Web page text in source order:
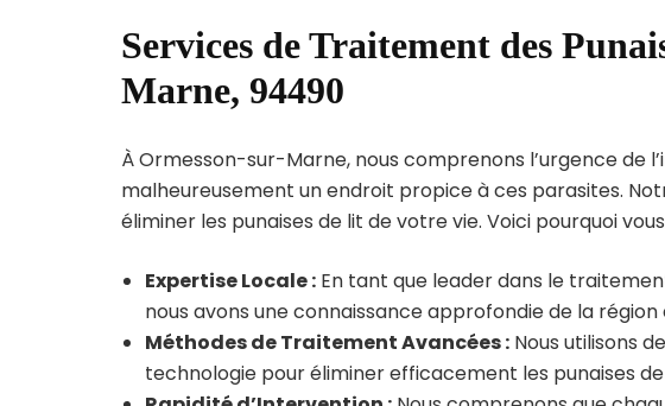
Services de Traitement des
Marne, 94490
À Ormesson-sur-Marne, nous comprenons l’urgence de
malheureusement un endroit propice à ces parasites.
éliminer les punaises de lit de votre vie. Voici pourquoi
Expertise Locale : En tant que leader dans le
nous avons une connaissance approfondie de la région
Méthodes de Traitement Avancées : Nous utilisons
technologie pour éliminer efficacement les punaises